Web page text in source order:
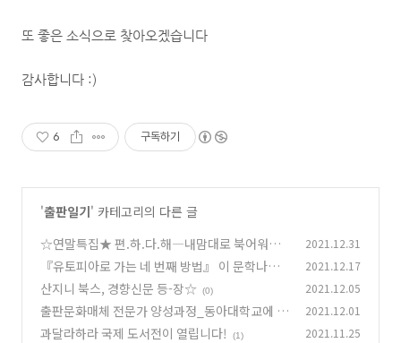
또 좋은 소식으로 찾아오겠습니다
감사합니다 :)
6 구독하기
'출판일기' 카테고리의 다른 글
☆연말특집★ 편.하.다.해­­―내맘대로 북어워드
(3)
2021.12.31
『유토피아로 가는 네 번째 방법』 이 문학나눔
에 선정되었습니다! (1)
2021.12.17
산지니 북스, 경향신문 등-장☆ (0) 2021.12.05
출판문화매체 전문가 양성과정_동아대학교에 다
녀왔습니다! (1)
2021.12.01
과달라하라 국제 도서전이 열립니다! (1) 2021.11.25